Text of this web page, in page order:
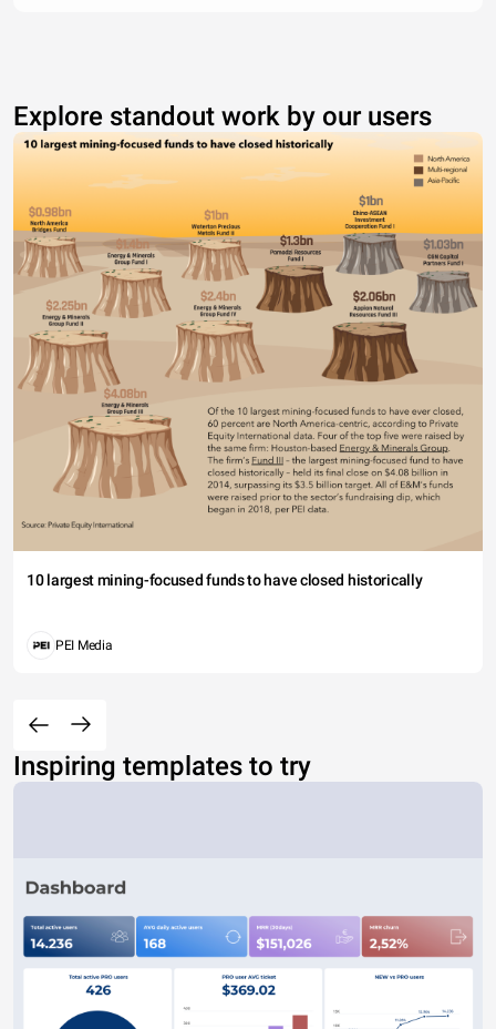
Explore standout work by our users
10 largest mining-focused funds to have closed historically
PEI Media
Inspiring templates to try